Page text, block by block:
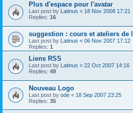
Plus d'espace pour l'avatar
Last post by Latinus « 18 Nov 2008 17:21
Replies: 16
suggestion : cours et ateliers de
Last post by Latinus « 06 Nov 2007 17:12
Replies: 1
Liens RSS
Last post by Latinus « 22 Oct 2007 14:16
Replies: 49
Nouveau Logo
Last post by ode « 18 Sep 2007 23:25
Replies: 35